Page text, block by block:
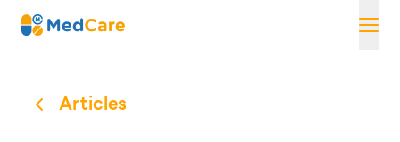
Skip
MedCare
Articles